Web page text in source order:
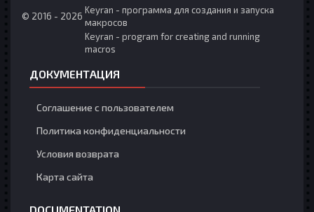
© 2016 - 2026
Keyran - программа для создания и запуска
макросов
Keyran - program for creating and running
macros
ДОКУМЕНТАЦИЯ
Соглашение с пользователем
Политика конфиденциальности
Условия возврата
Карта сайта